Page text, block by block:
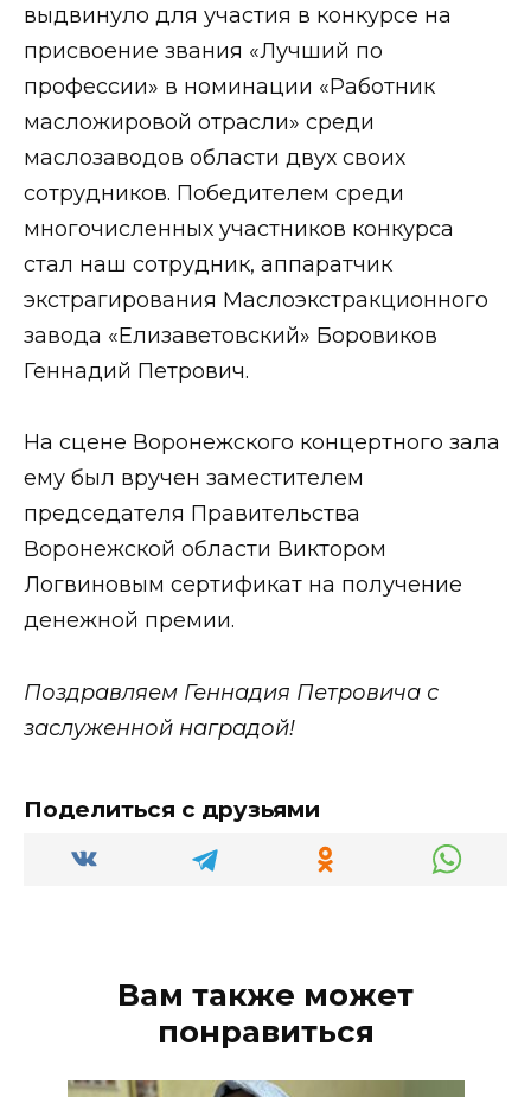
выдвинуло для участия в конкурсе на
присвоение звания «Лучший по
профессии» в номинации «Работник
масложировой отрасли» среди
маслозаводов области двух своих
сотрудников. Победителем среди
многочисленных участников конкурса
стал наш сотрудник, аппаратчик
экстрагирования Маслоэкстракционного
завода «Елизаветовский» Боровиков
Геннадий Петрович.
На сцене Воронежского концертного зала
ему был вручен заместителем
председателя Правительства
Воронежской области Виктором
Логвиновым сертификат на получение
денежной премии.
Поздравляем Геннадия Петровича с
заслуженной наградой!
Поделиться с друзьями
Вам также может
понравиться